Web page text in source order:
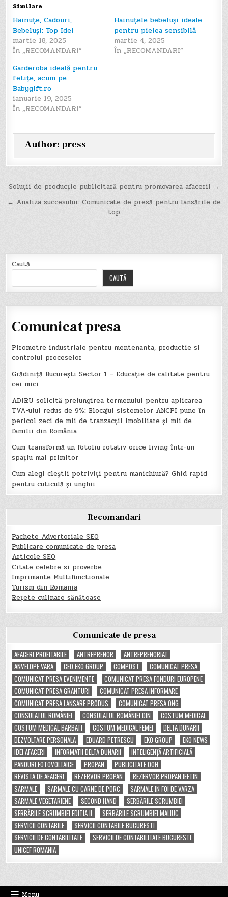
Similare
Hainuțe, Cadouri,
Bebeluși: Top Idei
martie 18, 2025
În „RECOMANDARI”
Hainuțele bebeluși ideale
pentru pielea sensibilă
martie 4, 2025
În „RECOMANDARI”
Garderoba ideală pentru
fetițe, acum pe
Babygift.ro
ianuarie 19, 2025
În „RECOMANDARI”
Author: press
Navigare
în
Soluții de producție publicitară pentru promovarea afacerii →
← Analiza succesului: Comunicate de presă pentru lansările de
top
Caută
CAUTĂ
Comunicat presa
Pirometre industriale pentru mentenanta, productie si
controlul proceselor
Grădiniță București Sector 1 – Educație de calitate pentru
cei mici
ADIRU solicită prelungirea termenului pentru aplicarea
TVA-ului redus de 9%: Blocajul sistemelor ANCPI pune în
pericol zeci de mii de tranzacții imobiliare și mii de
familii din România
Cum transformă un fotoliu rotativ orice living într-un
spațiu mai primitor
Cum alegi cleștii potriviți pentru manichiură? Ghid rapid
pentru cuticulă și unghii
Recomandari
Pachete Advertoriale SEO
Publicare comunicate de presa
Articole SEO
Citate celebre si proverbe
Imprimante Multifunctionale
Turism din Romania
Rețete culinare sănătoase
Comunicate de presa
AFACERI PROFITABILE
ANTREPRENOR
ANTREPRENORIAT
ANVELOPE VARA
CEO EKO GROUP COMPOST
COMUNICAT PRESA
COMUNICAT PRESA EVENIMENTE
COMUNICAT PRESA FONDURI EUROPENE
COMUNICAT PRESA GRANTURI
COMUNICAT PRESA INFORMARE
COMUNICAT PRESA LANSARE PRODUS
COMUNICAT PRESA ONG
CONSULATUL ROMÂNIEI
CONSULATUL ROMÂNIEI DIN
COSTUM MEDICAL
COSTUM MEDICAL BARBATI
COSTUM MEDICAL FEMEI
DELTA DUNARII
DEZVOLTARE PERSONALA
EDUARD PETRESCU EKO GROUP
EKO NEWS
IDEI AFACERI
INFORMATII DELTA DUNARII
INTELIGENȚĂ ARTIFICIALĂ
PANOURI FOTOVOLTAICE
PROPAN
PUBLICITATE OOH
REVISTA DE AFACERI
REZERVOR PROPAN
REZERVOR PROPAN IEFTIN
SARMALE
SARMALE CU CARNE DE PORC
SARMALE IN FOI DE VARZA
SARMALE VEGETARIENE
SECOND HAND
SERBĂRILE SCRUMBIEI
SERBĂRILE SCRUMBIEI EDITIA II
SERBĂRILE SCRUMBIEI MALIUC
SERVICII CONTABILE
SERVICII CONTABILE BUCURESTI
SERVICII DE CONTABILITATE
SERVICII DE CONTABILITATE BUCURESTI
UNICEF ROMANIA